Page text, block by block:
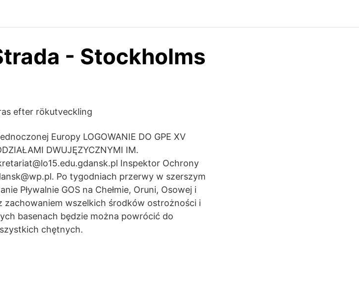
- Stockholms
efter rökutveckling
Europy LOGOWANIE DO GPE XV
DWUJĘZYCZNYMI IM.
Inspektor Ochrony
Po tygodniach przerwy w szerszym
Pływalnie GOS na Chełmie, Oruni, Osowej i
zachowaniem wszelkich środków ostrożności i
basenach będzie można powrócić do
chętnych.